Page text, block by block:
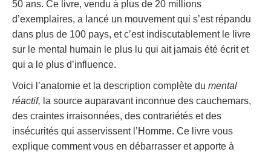
50 ans. Ce livre, vendu à plus de 20 millions
d’exemplaires, a lancé un mouvement qui s’est répandu
dans plus de 100 pays, et c’est indiscutablement le livre
sur le mental humain le plus lu qui ait jamais été écrit et
qui a le plus d’influence.
Voici l’anatomie et la description complète du mental
réactif, la source auparavant inconnue des cauchemars,
des craintes irraisonnées, des contrariétés et des
insécurités qui asservissent l’Homme. Ce livre vous
explique comment vous en débarrasser et apporte à